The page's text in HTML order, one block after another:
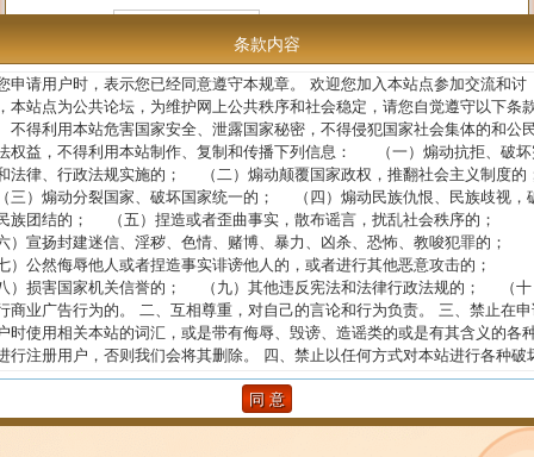
条款内容
申请用户时，表示您已经同意遵守本规章。 欢迎您加入本站点参加交流和讨
本站点为公共论坛，为维护网上公共秩序和社会稳定，请您自觉遵守以下条
不得利用本站危害国家安全、泄露国家秘密，不得侵犯国家社会集体的和公
权益，不得利用本站制作、复制和传播下列信息： （一）煽动抗拒、破坏
法律、行政法规实施的； （二）煽动颠覆国家政权，推翻社会主义制度的
）煽动分裂国家、破坏国家统一的； （四）煽动民族仇恨、民族歧视，
族团结的； （五）捏造或者歪曲事实，散布谣言，扰乱社会秩序的；
）宣扬封建迷信、淫秽、色情、赌博、暴力、凶杀、恐怖、教唆犯罪的；
）公然侮辱他人或者捏造事实诽谤他人的，或者进行其他恶意攻击的；
）损害国家机关信誉的； （九）其他违反宪法和法律行政法规的； （十
商业广告行为的。 二、互相尊重，对自己的言论和行为负责。 三、禁止在
时使用相关本站的词汇，或是带有侮辱、毁谤、造谣类的或是有其含义的各
行注册用户，否则我们会将其删除。 四、禁止以任何方式对本站进行各种破
。 五、如果您有违反国家相关法律法规的行为，本站概不负责，您的登录论
均被记录无疑，必要时，我们会向相关的国家管理部门提供此类信息。
注册原因 *
我已阅读并完全同意条款内容